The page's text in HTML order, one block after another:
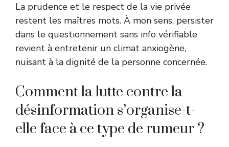
La prudence et le respect de la vie privée
restent les maîtres mots. À mon sens, persister
dans le questionnement sans info vérifiable
revient à entretenir un climat anxiogène,
nuisant à la dignité de la personne concernée.
Comment la lutte contre la
désinformation s’organise-t-
elle face à ce type de rumeur ?